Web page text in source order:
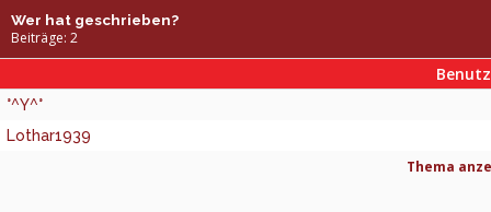
Wer hat geschrieben?
Beiträge: 2
°^Y^°
Lothar1939
Thema